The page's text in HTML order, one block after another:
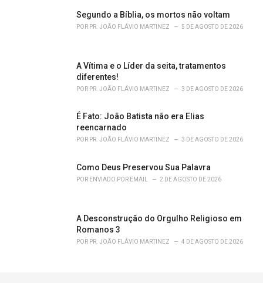
Segundo a Bíblia, os mortos não voltam
POR PR. JOÃO FLÁVIO MARTINEZ 5 DE AGOSTO DE 2026
A Vítima e o Líder da seita, tratamentos
diferentes!
POR PR. JOÃO FLÁVIO MARTINEZ 3 DE AGOSTO DE 2026
É Fato: João Batista não era Elias
reencarnado
POR PR. JOÃO FLÁVIO MARTINEZ 3 DE AGOSTO DE 2026
Como Deus Preservou Sua Palavra
POR ENVIADO POR EMAIL 2 DE AGOSTO DE 2026
A Desconstrução do Orgulho Religioso em
Romanos 3
POR PR. JOÃO FLÁVIO MARTINEZ 4 DE AGOSTO DE 2026